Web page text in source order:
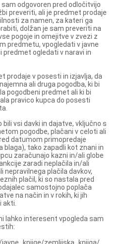
odgovoren pred odločitvijo
preveriti, ali je predmet prodaje
za namen, za kateri ga
dolžan je sam preveriti na
pogoje in omejitve v zvezi z
predmetu, vpogledati v javne
predmet ogledati v naravi in
prodaje v posesti in izjavlja, da
ali druga pogodba, ki bi
pogodbeni predmet ali ki bi
pravico kupca do posesti
bili vsi davki in dajatve, vključno s
pogodbe, plačani v celoti ali
datumom primopredaje
blaga), tako zapadli kot znani in
zaračunajo kazni in/ali globe
zaradi neplačila in/ali
nepravilnega plačila davkov,
plačil, ki so nastala pred
samostojno poplača
na način in v rokih, ki jih
akti.
lahko interesent vpogleda sam
zemljiska_knjiga/